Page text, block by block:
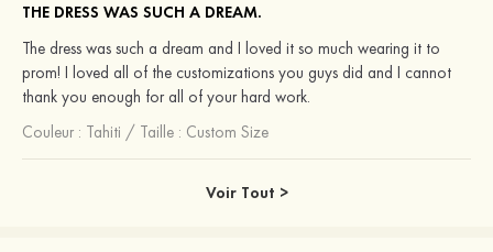
THE DRESS WAS SUCH A DREAM.
The dress was such a dream and I loved it so much wearing it to
prom! I loved all of the customizations you guys did and I cannot
thank you enough for all of your hard work.
Couleur : Tahiti / Taille : Custom Size
Voir Tout >